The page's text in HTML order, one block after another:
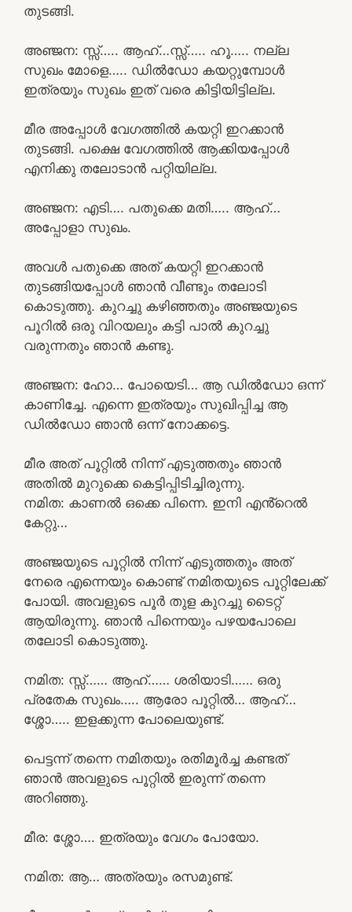
തുടങ്ങി.
അഞ്ജന: സ്സ്‌….. ആഹ്…സ്സ്….. ഹൂ….. നല്ല
സുഖം മോളെ….. ഡിൽഡോ കയറ്റുമ്പോൾ
ഇത്രയും സുഖം ഇത് വരെ കിട്ടിയിട്ടില്ല.
മീര അപ്പോൾ വേഗത്തിൽ കയറ്റി ഇറക്കാൻ
തുടങ്ങി. പക്ഷെ വേഗത്തിൽ ആക്കിയപ്പോൾ
എനിക്കു തലോടാൻ പറ്റിയില്ല.
അഞ്ജന: എടി…. പതുക്കെ മതി….. ആഹ്…
അപ്പോളാ സുഖം.
അവൾ പതുക്കെ അത് കയറ്റി ഇറക്കാൻ
തുടങ്ങിയപ്പോൾ ഞാൻ വീണ്ടും തലോടി
കൊടുത്തു. കുറച്ചു കഴിഞ്ഞതും അഞ്ജയുടെ
പൂറിൽ ഒരു വിറയലും കട്ടി പാൽ കുറച്ചു
വരുന്നതും ഞാൻ കണ്ടു.
അഞ്ജന: ഹോ… പോയെടി… ആ ഡിൽഡോ ഒന്ന്
കാണിച്ചേ. എന്നെ ഇത്രയും സുഖിപ്പിച്ച ആ
ഡിൽഡോ ഞാൻ ഒന്ന് നോക്കട്ടെ.
മീര അത് പൂറ്റിൽ നിന്ന് എടുത്തതും ഞാൻ
അതിൽ മുറുക്കെ കെട്ടിപ്പിടിച്ചിരുന്നു.
നമിത: കാണൽ ഒക്കെ പിന്നെ. ഇനി എൻ്റെൽ
കേറ്റു…
അഞ്ജയുടെ പൂറ്റിൽ നിന്ന് എടുത്തതും അത്
നേരെ എന്നെയും കൊണ്ട് നമിതയുടെ പൂറ്റിലേക്ക്
പോയി. അവളുടെ പൂർ തുള കുറച്ചു ടൈറ്റ്
ആയിരുന്നു. ഞാൻ പിന്നെയും പഴയപോലെ
തലോടി കൊടുത്തു.
നമിത: സ്സ്‌…… ആഹ്…… ശരിയാടി…… ഒരു
പ്രതേക സുഖം….. ആരോ പൂറ്റിൽ… ആഹ്…
ശ്ശോ….. ഇളക്കുന്ന പോലെയുണ്ട്.
പെട്ടന്ന് തന്നെ നമിതയും രതിമൂർച്ച കണ്ടത്
ഞാൻ അവളുടെ പൂറ്റിൽ ഇരുന്ന് തന്നെ
അറിഞ്ഞു.
മീര: ശ്ശോ…. ഇത്രയും വേഗം പോയോ.
നമിത: ആ… അത്രയും രസമുണ്ട്.